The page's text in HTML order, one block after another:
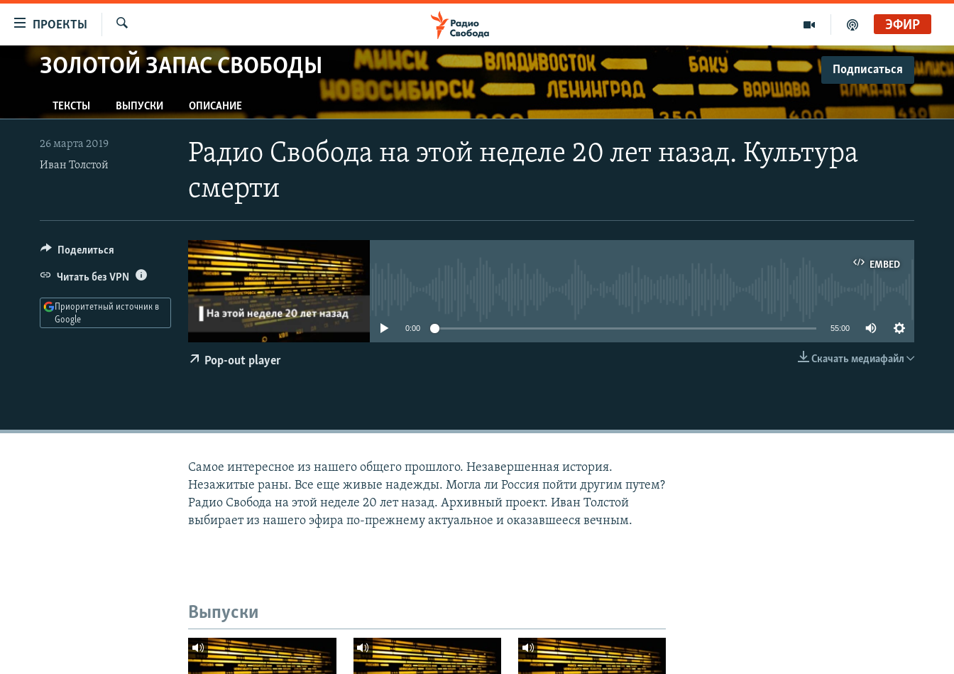
упрощенного
Вернуться
к
основному
содержанию
Вернутся
ПРОЕКТЫ
ПРОГРАММЫ
АВТОРСКИЕ ПРОЕКТЫ
ЦИТАТЫ СВОБОДЫ
МНЕНИЯ
IDEL.РЕАЛИИ
КАВКАЗ.РЕАЛИИ
СЕВЕР.РЕАЛИИ
СИБИРЬ.РЕАЛИИ
РАСПИСАНИЕ ВЕЩАНИЯ
ЭФИР
ЗОЛОТОЙ ЗАПАС СВОБОДЫ Подписаться
ТЕКСТЫ ВЫПУСКИ ОПИСАНИЕ
Радио Свобода на этой неделе 20 лет назад. Культура
смерти
26 марта 2019
Иван Толстой
EMBED
EMBED
0:00 55:00
Скачать медиафайл
Pop-out player
Поделиться
Читать без VPN
Приоритетный источник в
Google
Самое интересное из нашего общего прошлого. Незавершенная история.
Незажитые раны. Все еще живые надежды. Могла ли Россия пойти другим путем?
Радио Свобода на этой неделе 20 лет назад. Архивный проект. Иван Толстой
выбирает из нашего эфира по-прежнему актуальное и оказавшееся вечным.
Выпуски